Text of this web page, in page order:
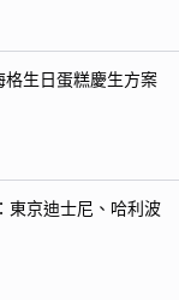
生日蛋糕慶生方案
東京迪士尼、哈利波